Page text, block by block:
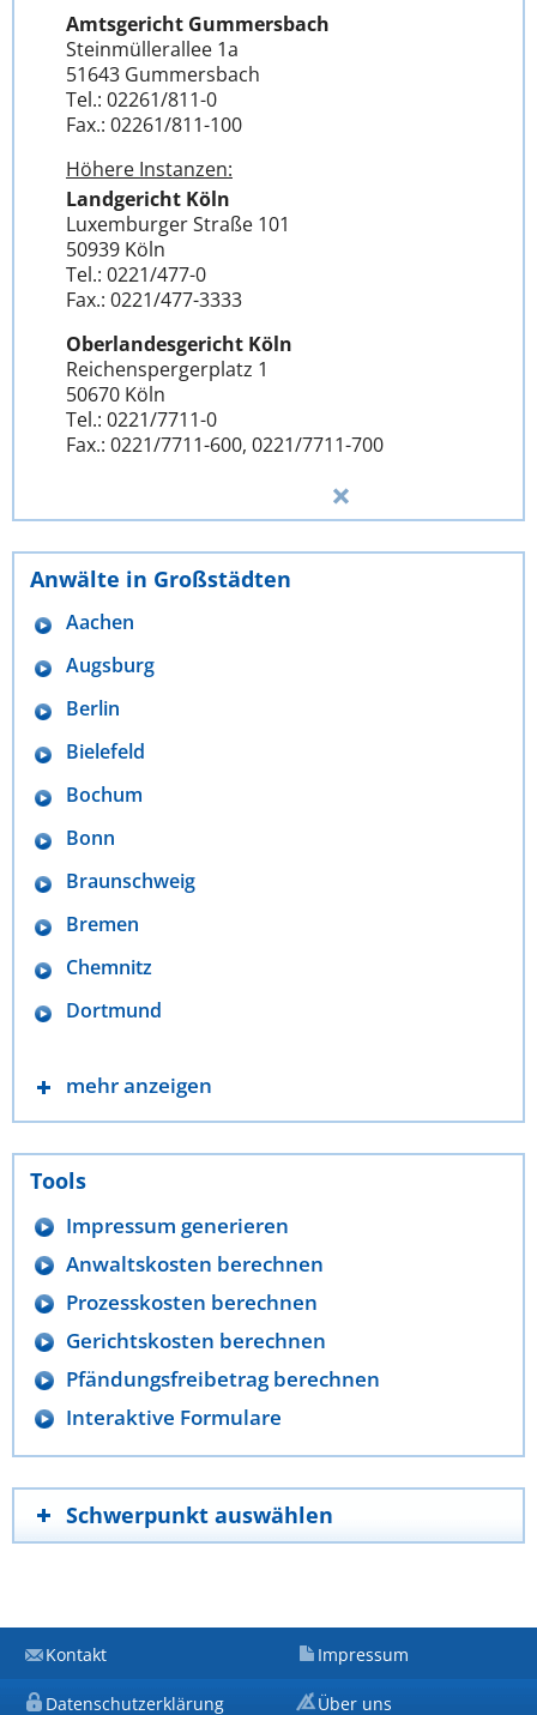
Amtsgericht Gummersbach
Steinmüllerallee 1a
51643 Gummersbach
Tel.: 02261/811-0
Fax.: 02261/811-100
Höhere Instanzen:
Landgericht Köln
Luxemburger Straße 101
50939 Köln
Tel.: 0221/477-0
Fax.: 0221/477-3333
Oberlandesgericht Köln
Reichenspergerplatz 1
50670 Köln
Tel.: 0221/7711-0
Fax.: 0221/7711-600, 0221/7711-700
Anwälte in Großstädten
Aachen
Augsburg
Berlin
Bielefeld
Bochum
Bonn
Braunschweig
Bremen
Chemnitz
Dortmund
mehr anzeigen
Tools
Impressum generieren
Anwaltskosten berechnen
Prozesskosten berechnen
Gerichtskosten berechnen
Pfändungsfreibetrag berechnen
Interaktive Formulare
Schwerpunkt auswählen
Kontakt Impressum
Datenschutzerklärung Über uns